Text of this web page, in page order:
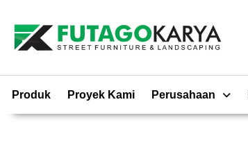
Produk Proyek Kami Perusahaan